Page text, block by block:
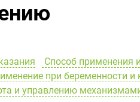
Способ применения
при беременности
и управлению